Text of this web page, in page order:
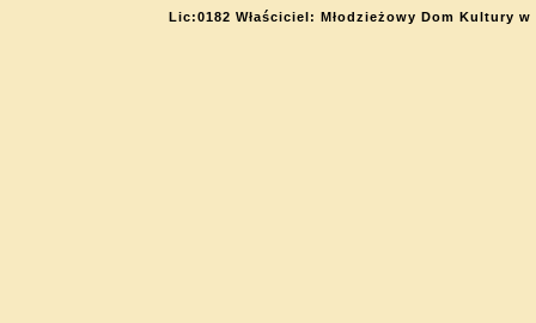
Lic:0182 Właściciel: Młodzieżowy Dom Kultury w